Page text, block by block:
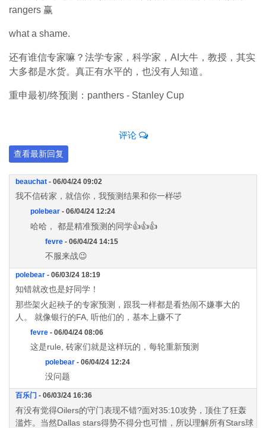
rangers 赢
what a shame.
还有谁信专家嘛？法学专家，科学家，AI大牛，教授，其实
大多都是水货。真正有水平的，也没有人知道。
重申最初/终预测：panthers - Stanley Cup
评论
查看最新回复
beauchat - 06/04/24 09:02
我不信砖家，就信你，我预测结果和你一样🤣
polebear - 06/04/24 12:24
哈哈， 都是精准预测的同学👍👍👍
fevre - 06/04/24 14:15
不服来战😉
polebear - 06/03/24 18:19
知错就改也是好同学！
那些架火起秧子的专家预测，跟我一样都是看热闹不嫌事大的
人。 就像银行的FA, 听他们的，基本上赚不了
fevre - 06/04/24 08:06
这是rule, 砖家们就是这样玩的，每轮重新预测
polebear - 06/04/24 12:24
没问题
百乐门 - 06/03/24 16:36
有没有觉得Oilers的守门表现不错?面对35:10攻势，顶住了狂轰
滥炸。当然Dallas stars得势不得分也可惜，所以理解所有Stars球